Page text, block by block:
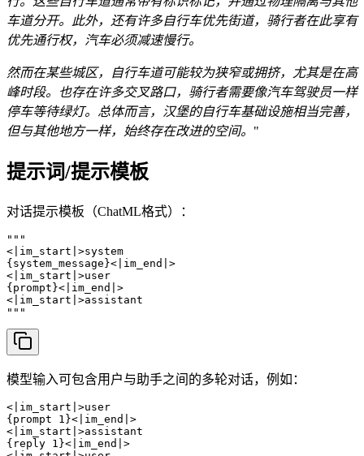
车道分开。此外，还有许多自行车优先街道，骑行者在此享有
优先通行权，汽车必须减速慢行。
然而在某些城区，自行车道可能较为狭窄或拥挤，尤其是在高
峰时段。也存在许多交叉路口，骑行者需要像汽车驾驶员一样
停车等待绿灯。总体而言，汉堡的自行车基础设施相当完善，
但与其他地方一样，始终存在改进的空间。 "
提示词/提示模板
对话提示模板（ChatML格式）：
"""
<|im_start|>system
{system_message}<|im_end|>
<|im_start|>user
{prompt}<|im_end|>
<|im_start|>assistant
"""
模型输入可包含用户与助手之间的多轮对话，例如：
<|im_start|>user
{prompt 1}<|im_end|>
<|im_start|>assistant
{reply 1}<|im_end|>